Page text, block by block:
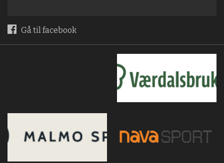
Gå til facebook